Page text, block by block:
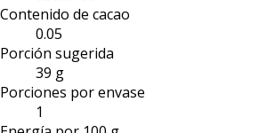
Contenido de cacao
0.05
Porción sugerida
39 g
Porciones por envase
1